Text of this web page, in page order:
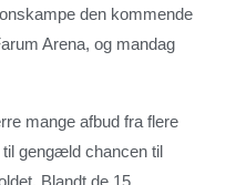
den kommende
Arena, og mandag
mange afbud fra flere
gengæld chancen til
Blandt de 15